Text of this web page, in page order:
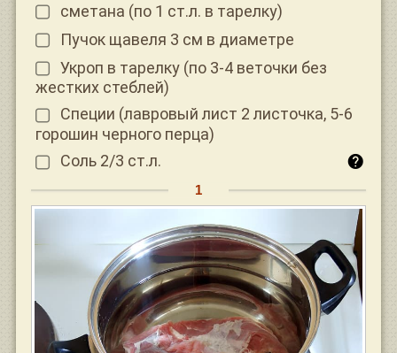
сметана (по 1 ст.л. в тарелку)
Пучок щавеля 3 см в диаметре
Укроп в тарелку (по 3-4 веточки без
жестких стеблей)
Специи (лавровый лист 2 листочка, 5-6
горошин черного перца)
Соль 2/3 ст.л.